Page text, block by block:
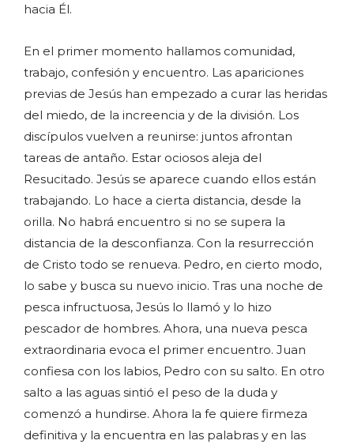
hacia Él.
En el primer momento hallamos comunidad,
trabajo, confesión y encuentro. Las apariciones
previas de Jesús han empezado a curar las heridas
del miedo, de la increencia y de la división. Los
discípulos vuelven a reunirse: juntos afrontan
tareas de antaño. Estar ociosos aleja del
Resucitado. Jesús se aparece cuando ellos están
trabajando. Lo hace a cierta distancia, desde la
orilla. No habrá encuentro si no se supera la
distancia de la desconfianza. Con la resurrección
de Cristo todo se renueva. Pedro, en cierto modo,
lo sabe y busca su nuevo inicio. Tras una noche de
pesca infructuosa, Jesús lo llamó y lo hizo
pescador de hombres. Ahora, una nueva pesca
extraordinaria evoca el primer encuentro. Juan
confiesa con los labios, Pedro con su salto. En otro
salto a las aguas sintió el peso de la duda y
comenzó a hundirse. Ahora la fe quiere firmeza
definitiva y la encuentra en las palabras y en las